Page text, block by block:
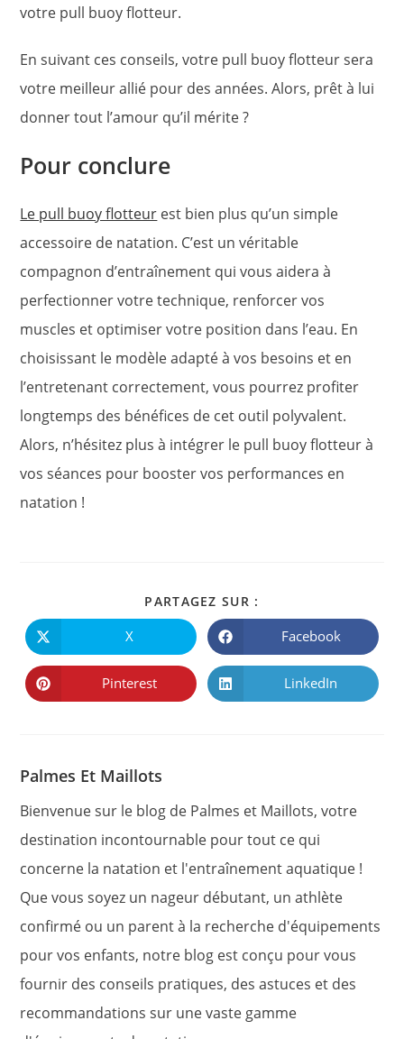
votre pull buoy flotteur.
En suivant ces conseils, votre pull buoy flotteur sera
votre meilleur allié pour des années. Alors, prêt à lui
donner tout l’amour qu’il mérite ?
Pour conclure
Le pull buoy flotteur est bien plus qu’un simple
accessoire de natation. C’est un véritable
compagnon d’entraînement qui vous aidera à
perfectionner votre technique, renforcer vos
muscles et optimiser votre position dans l’eau. En
choisissant le modèle adapté à vos besoins et en
l’entretenant correctement, vous pourrez profiter
longtemps des bénéfices de cet outil polyvalent.
Alors, n’hésitez plus à intégrer le pull buoy flotteur à
vos séances pour booster vos performances en
natation !
PARTAGEZ SUR :
Ouvrir
dans
une
autre
fenêtre
X Ouvrir
dans
une
autre
fenêtre
Facebook
Ouvrir
dans
Pinterest Ouvrir
dans
LinkedIn
Palmes Et Maillots
Bienvenue sur le blog de Palmes et Maillots, votre
destination incontournable pour tout ce qui
concerne la natation et l'entraînement aquatique !
Que vous soyez un nageur débutant, un athlète
confirmé ou un parent à la recherche d'équipements
pour vos enfants, notre blog est conçu pour vous
fournir des conseils pratiques, des astuces et des
recommandations sur une vaste gamme